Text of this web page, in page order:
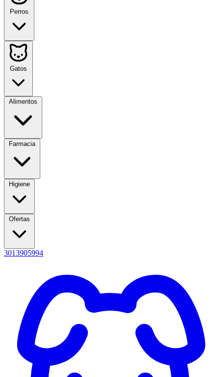
Perros
Gatos
Alimentos
Farmacia
Higiene
Ofertas
3013905994